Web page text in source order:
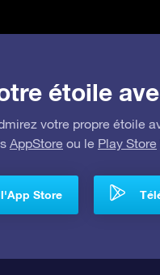
étoile
votre propre étoile
AppStore ou le Play Store
Store